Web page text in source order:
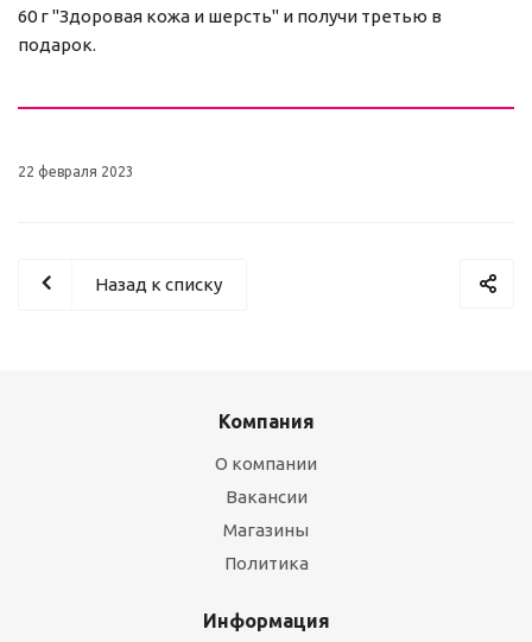
60 г "Здоровая кожа и шерсть" и получи третью в
подарок.
22 февраля 2023
Назад к списку
Компания
О компании
Вакансии
Магазины
Политика
Информация